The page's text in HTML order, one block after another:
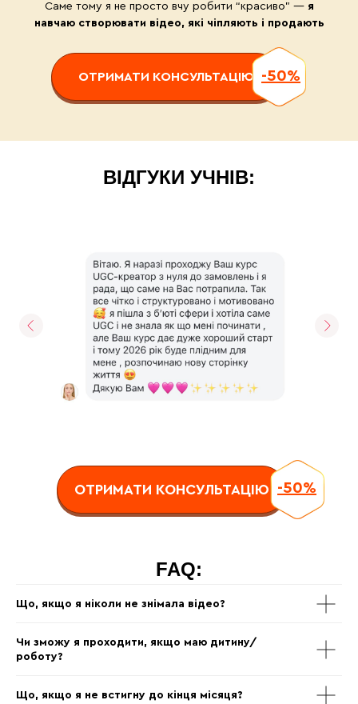
Саме тому я не просто вчу робити “красиво” — я
навчаю створювати відео, які чіпляють і продають
ОТРИМАТИ КОНСУЛЬТАЦІЮ -50%
ВІДГУКИ УЧНІВ:
ОТРИМАТИ КОНСУЛЬТАЦІЮ -50%
FAQ:
Що, якщо я ніколи не знімала відео?
Чи зможу я проходити, якщо маю дитину/
роботу?
Що, якщо я не встигну до кінця місяця?
2093 PHILADELPHIA PIKE
CLAYMONT, DE 19703